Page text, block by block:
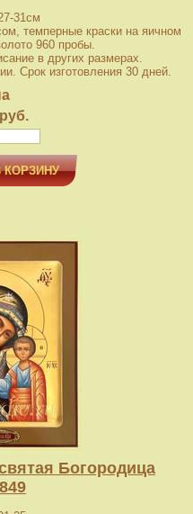
31см
темперные краски на яичном
960 пробы.
в других размерах.
Срок изготовления 30 дней.
КОРЗИНУ
Богородица